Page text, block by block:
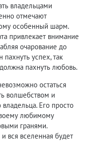
владельцами
отмечают
особенный шарм.
привлекает внимание
очарование до
успех, так
пахнуть любовь.
остаться
волшебством и
Его просто
любимому
гранями.
вся вселенная будет